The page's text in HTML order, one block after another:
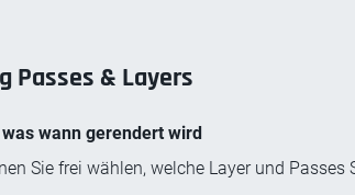
Passes & Layers
wann gerendert wird
Sie frei wählen, welche Layer und Passes